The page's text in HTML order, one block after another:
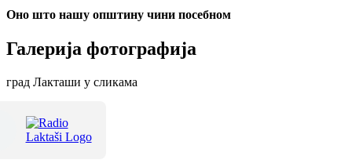
Оно што нашу општину чини посебном
Галерија фотографија
град Лакташи у сликама
Терме Лакташи